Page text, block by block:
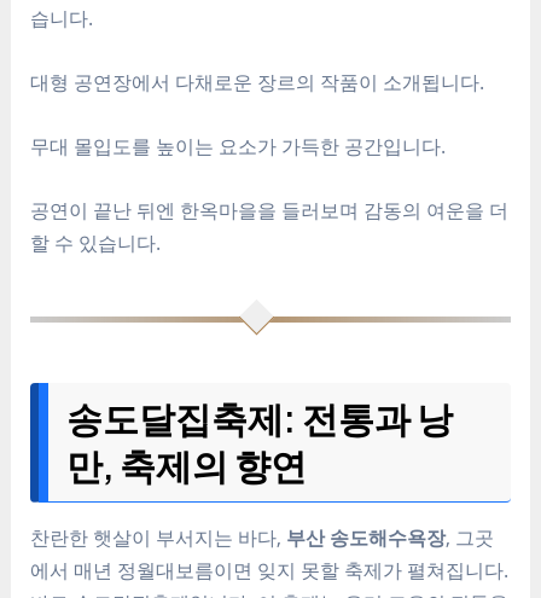
습니다.
대형 공연장에서 다채로운 장르의 작품이 소개됩니다.
무대 몰입도를 높이는 요소가 가득한 공간입니다.
공연이 끝난 뒤엔 한옥마을을 들러보며 감동의 여운을 더
할 수 있습니다.
송도달집축제: 전통과 낭
만, 축제의 향연
찬란한 햇살이 부서지는 바다, 부산 송도해수욕장, 그곳
에서 매년 정월대보름이면 잊지 못할 축제가 펼쳐집니다.